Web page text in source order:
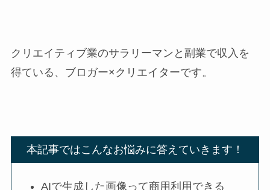
クリエイティブ業のサラリーマンと副業で収入を
得ている、ブロガー×クリエイターです。
本記事ではこんなお悩みに答えていきます！
AIで生成した画像って商用利用できる